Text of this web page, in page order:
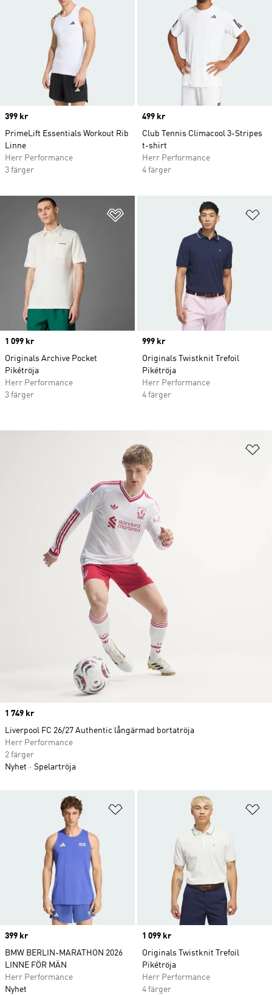
Price
399 kr
PrimeLift Essentials Workout Rib
Linne
Herr Performance
3 färger
Price
499 kr
Club Tennis Climacool 3-Stripes
t-shirt
Herr Performance
4 färger
Lägg till på önskelistan
Price
1 099 kr
Originals Archive Pocket
Pikétröja
Herr Performance
3 färger
Price
999 kr
Originals Twistknit Trefoil
Pikétröja
Herr Performance
4 färger
Lägg till på önskelistan
Price
399 kr
BMW BERLIN-MARATHON 2026
LINNE FÖR MÄN
Herr Performance
Nyhet
Price
1 099 kr
Originals Twistknit Trefoil
Pikétröja
Herr Performance
4 färger
Price
1 749 kr
Liverpool FC 26/27 Authentic långärmad bortatröja
Herr Performance
2 färger
Nyhet
Spelartröja